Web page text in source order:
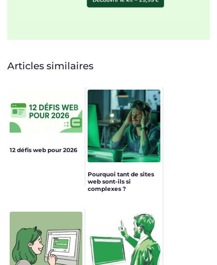
Articles similaires
12 défis web pour 2026
Pourquoi tant de sites
web sont-ils si
complexes ?